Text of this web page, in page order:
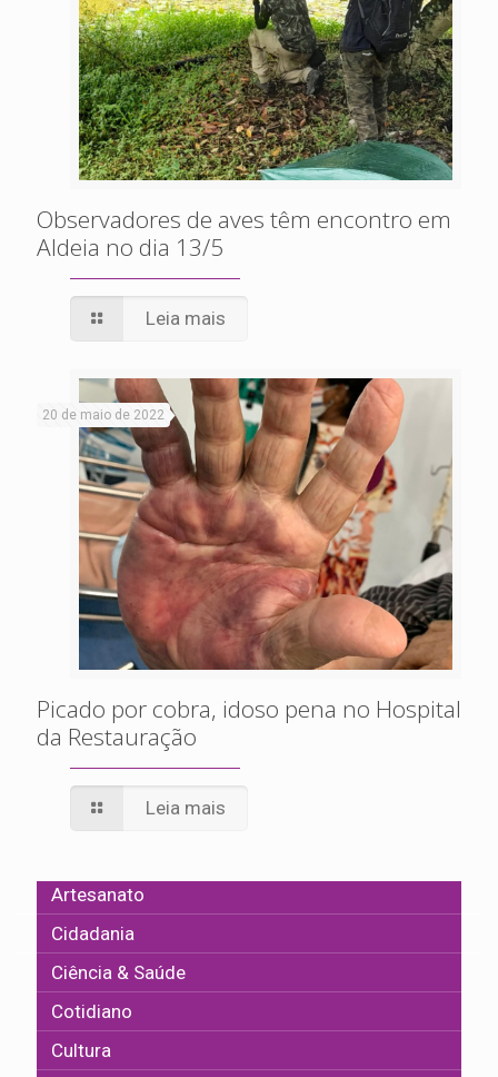
Observadores de aves têm encontro em
Aldeia no dia 13/5
Leia mais
20 de maio de 2022
Picado por cobra, idoso pena no Hospital
da Restauração
Leia mais
Artesanato
Cidadania
Ciência & Saúde
Cotidiano
Cultura